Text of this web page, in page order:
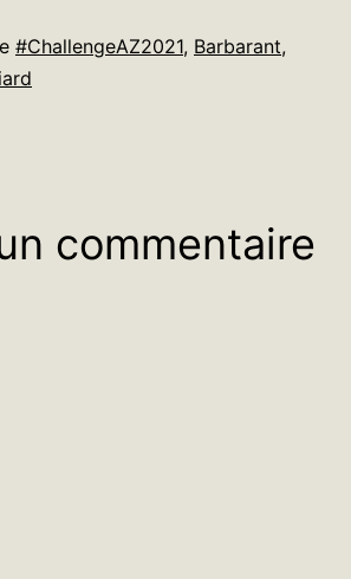
#ChallengeAZ2021, Barbarant,
commentaire